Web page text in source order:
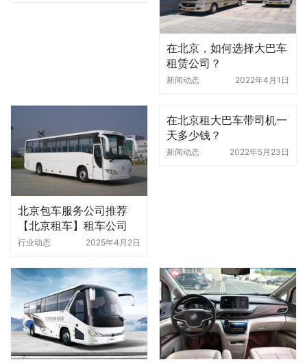
在北京，如何选择大巴车
租赁公司？
新闻动态 2022年4月1日
北京包车服务公司推荐
【北京租车】租车公司
行业动态 2025年4月2日
在北京租大巴车带司机一
天多少钱？
新闻动态 2022年5月23日